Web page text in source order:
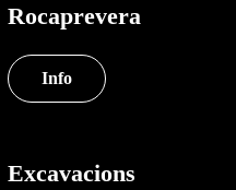
Rocaprevera
Info
Excavacions